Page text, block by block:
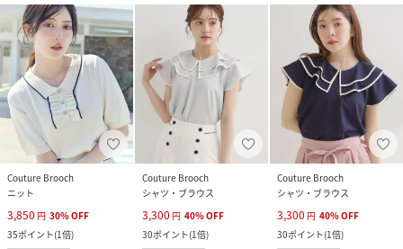
Couture Brooch
ニット
3,850 円 30%OFF
35ポイント(1倍)
Couture Brooch
シャツ・ブラウス
3,300 円 40%OFF
30ポイント(1倍)
Couture Brooch
シャツ・ブラウス
3,300 円 40%OFF
30ポイント(1倍)